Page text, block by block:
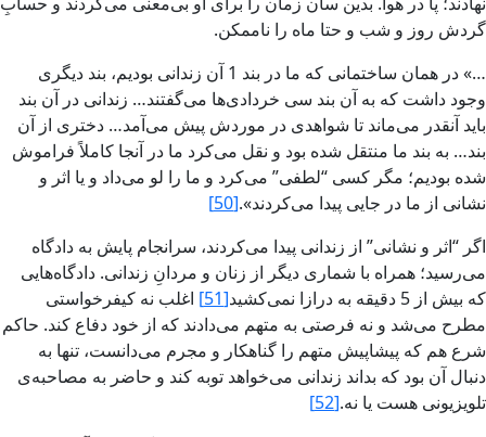
گردش‏ روز و شب و حتا ماه را ناممکن.
…» در همان ساختمانى که ما در بند 1 آن زندانى بوديم، بند ديگرى
وجود داشت که به آن بند سى خردادى‌ها مى‌گفتند… زندانى در آن بند
بايد آنقدر مى‌ماند تا شواهدى در موردش‏ پيش‏ مى‌آمد… دخترى از آن
بند… به بند ما منتقل شده بود و نقل مى‌کرد ما در آنجا کاملاً فراموش‏
شده بوديم‌؛ مگر کسى “‌لطفى‌” مى‌کرد و ما را لو مى‌داد و يا اثر و
نشانى از ما در جایى پيدا مى‌کردند‌».[50]
اگر “‌اثر و نشانى‌” از زندانى پيدا مى‌‌کردند، سرانجام پايش‏ به دادگاه
مى‌رسيد؛ همراه با شمارى ديگر از زنان و مردانِ زندانى. دادگاه‌هایى
که بيش‏ از 5 دقيقه به درازا نمى‌کشيد
[51]
اغلب نه کيفرخواستى
مطرح مى‌شد و نه فرصتى به متهم مى‌دادند‌ که از خود دفاع کند. حاکم
شرع هم که پيشاپيش‏ متهم را گناهکار و مجرم مى‌دانست، تنها به
دنبال آن بود که بداند زندانى مى‌خواهد توبه کند و حاضر به مصاحبه‌ی
تلويزيونى هست يا نه.[52]